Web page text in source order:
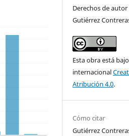
Derechos de
Gutiérrez
Esta obra está
internacional
Atribución 4.0.
Cómo citar
Gutiérrez